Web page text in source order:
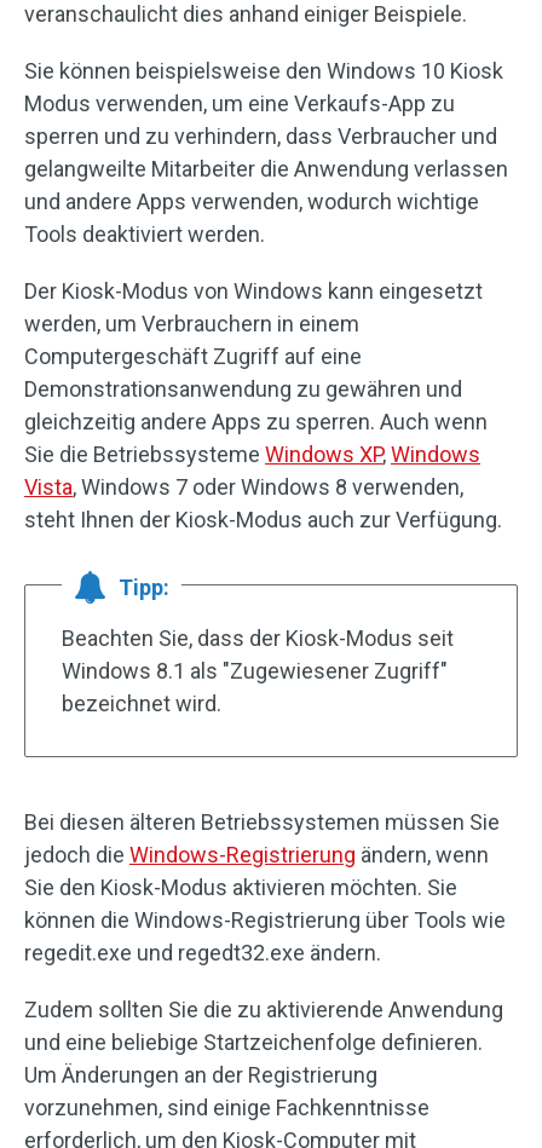
veranschaulicht dies anhand einiger Beispiele.
Sie können beispielsweise den Windows 10 Kiosk
Modus verwenden, um eine Verkaufs-App zu
sperren und zu verhindern, dass Verbraucher und
gelangweilte Mitarbeiter die Anwendung verlassen
und andere Apps verwenden, wodurch wichtige
Tools deaktiviert werden.
Der Kiosk-Modus von Windows kann eingesetzt
werden, um Verbrauchern in einem
Computergeschäft Zugriff auf eine
Demonstrationsanwendung zu gewähren und
gleichzeitig andere Apps zu sperren. Auch wenn
Sie die Betriebssysteme Windows XP,Windows
Vista, Windows 7 oder Windows 8 verwenden,
steht Ihnen der Kiosk-Modus auch zur Verfügung.
Tipp:
Beachten Sie, dass der Kiosk-Modus seit
Windows 8.1 als "Zugewiesener Zugriff"
bezeichnet wird.
Bei diesen älteren Betriebssystemen müssen Sie
jedoch die Windows-Registrierung ändern, wenn
Sie den Kiosk-Modus aktivieren möchten. Sie
können die Windows-Registrierung über Tools wie
regedit.exe und regedt32.exe ändern.
Zudem sollten Sie die zu aktivierende Anwendung
und eine beliebige Startzeichenfolge definieren.
Um Änderungen an der Registrierung
vorzunehmen, sind einige Fachkenntnisse
erforderlich, um den Kiosk-Computer mit